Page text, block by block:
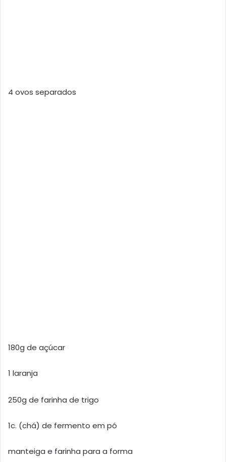
4 ovos separados
180g de açúcar
1 laranja
250g de farinha de trigo
1c. (chá) de fermento em pó
manteiga e farinha para a forma